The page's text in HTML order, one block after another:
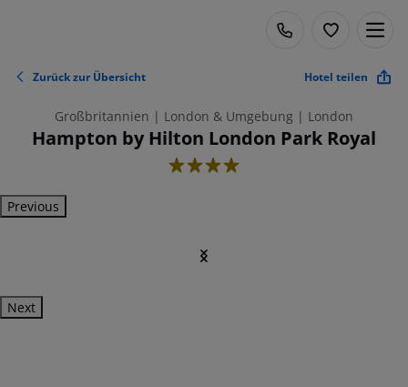
Zurück zur Übersicht Hotel teilen
Großbritannien | London & Umgebung | London
Hampton by Hilton London Park Royal
4
Previous
Next